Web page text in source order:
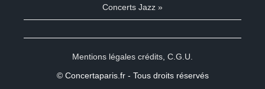
Concerts Jazz »
Mentions légales crédits C.G.U.
© Concertaparis.fr - Tous droits réservés